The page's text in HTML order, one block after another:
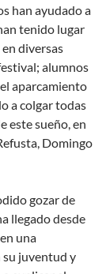
han ayudado a
tenido lugar
diversas
alumnos
aparcamiento
a colgar todas
este sueño, en
Domingo
gozar de
llegado desde
una
su juventud y